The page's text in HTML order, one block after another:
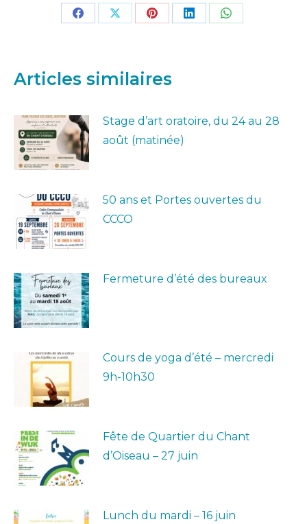
PartagerPartagerPartagerPartagerPartager
Articles similaires
Stage d’art oratoire, du 24 au 28
août (matinée)
50 ans et Portes ouvertes du
CCCO
Fermeture d’été des bureaux
Cours de yoga d’été – mercredi
9h-10h30
Fête de Quartier du Chant
d’Oiseau – 27 juin
Lunch du mardi – 16 juin